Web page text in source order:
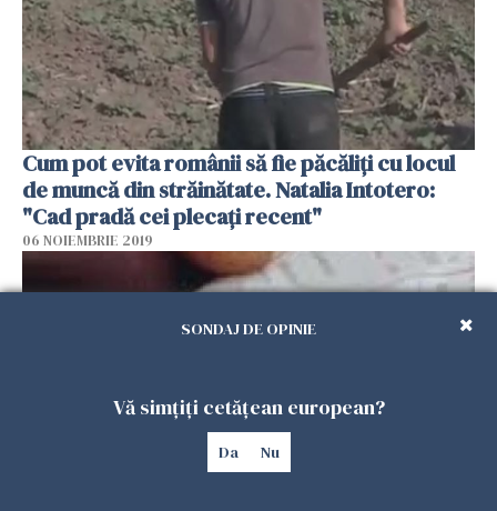
Cum pot evita românii să fie păcăliți cu locul
de muncă din străinătate. Natalia Intotero:
"Cad pradă cei plecați recent"
06 NOIEMBRIE 2019
SONDAJ DE OPINIE
Vă simțiți cetățean european?
Da Nu